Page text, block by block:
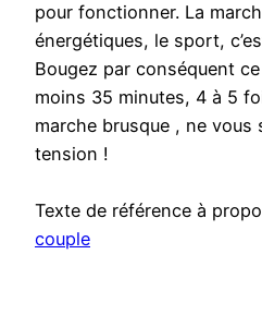
pour fonctionner. La
énergétiques, le sport,
Bougez par conséquent
moins 35 minutes, 4 à 5
marche brusque , ne vous
tension !
Texte de référence à
couple